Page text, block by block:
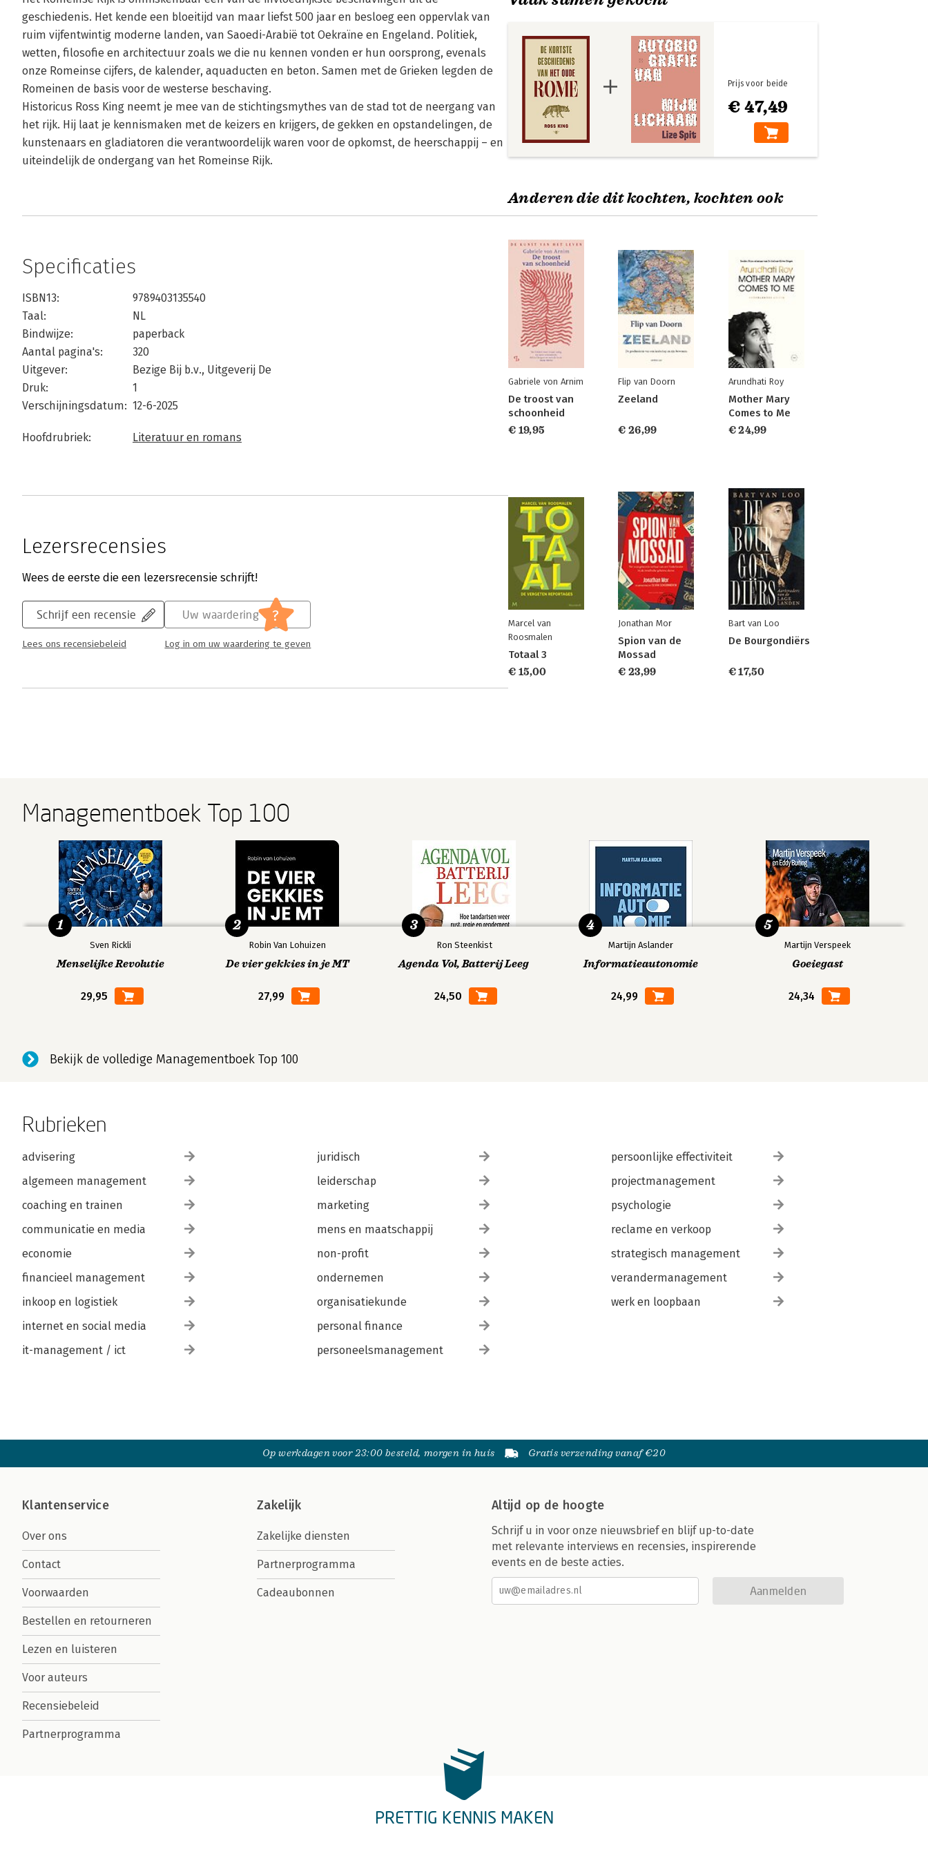
geschiedenis. Het kende een bloeitijd van maar liefst 500 jaar en besloeg een oppervlak van
ruim vijfentwintig moderne landen, van Saoedi-Arabië tot Oekraïne en Engeland. Politiek,
wetten, filosofie en architectuur zoals we die nu kennen vonden er hun oorsprong, evenals
onze Romeinse cijfers, de kalender, aquaducten en beton. Samen met de Grieken legden de
Romeinen de basis voor de westerse beschaving.
Historicus Ross King neemt je mee van de stichtingsmythes van de stad tot de neergang van
het rijk. Hij laat je kennismaken met de keizers en krijgers, de gekken en opstandelingen, de
kunstenaars en gladiatoren die verantwoordelijk waren voor de opkomst, de heerschappij – en
uiteindelijk de ondergang van het Romeinse Rijk.
Specificaties
ISBN13:
9789403135540
Taal:
NL
Bindwijze:
paperback
Aantal pagina's:
320
Uitgever:
Bezige Bij b.v., Uitgeverij De
Druk:
1
Verschijningsdatum: 12-6-2025
Hoofdrubriek: Literatuur en romans
Lezersrecensies
Wees de eerste die een lezersrecensie schrijft!
Schrijf een recensie
Lees ons recensiebeleid
Uw waardering ?
Log in om uw waardering te geven
€ 47,49
Prijs voor beide
Anderen die dit kochten, kochten ook
Gabriele von Arnim
De troost van
schoonheid
€ 19,95
Flip van Doorn
Zeeland
€ 26,99
Arundhati Roy
Mother Mary
Comes to Me
€ 24,99
Marcel van
Roosmalen
Totaal 3
€ 15,00
Jonathan Mor
Spion van de
Mossad
€ 23,99
Bart van Loo
De Bourgondiërs
€ 17,50
Managementboek Top 100
Sven Rickli
Menselijke Revolutie
29,95
1
Robin Van Lohuizen
De vier gekkies in je MT
27,99
2
Ron Steenkist
Agenda Vol, Batterij Leeg
24,50
3
Martijn Aslander
Informatieautonomie
24,99
4
Martijn Verspeek
Goeiegast
24,34
5
Bekijk de volledige Managementboek Top 100
Rubrieken
advisering
algemeen management
coaching en trainen
communicatie en media
economie
financieel management
inkoop en logistiek
internet en social media
it-management / ict
juridisch
leiderschap
marketing
mens en maatschappij
non-profit
ondernemen
organisatiekunde
personal finance
personeelsmanagement
persoonlijke effectiviteit
projectmanagement
psychologie
reclame en verkoop
strategisch management
verandermanagement
werk en loopbaan
Op werkdagen voor 23:00 besteld, morgen in huis Gratis verzending vanaf €20
Klantenservice
Over ons
Contact
Voorwaarden
Bestellen en retourneren
Lezen en luisteren
Voor auteurs
Recensiebeleid
Partnerprogramma
Zakelijk
Zakelijke diensten
Partnerprogramma
Cadeaubonnen
Altijd op de hoogte
Schrijf u in voor onze nieuwsbrief en blijf up-to-date
met relevante interviews en recensies, inspirerende
events en de beste acties.
Aanmelden
PRETTIG KENNIS MAKEN